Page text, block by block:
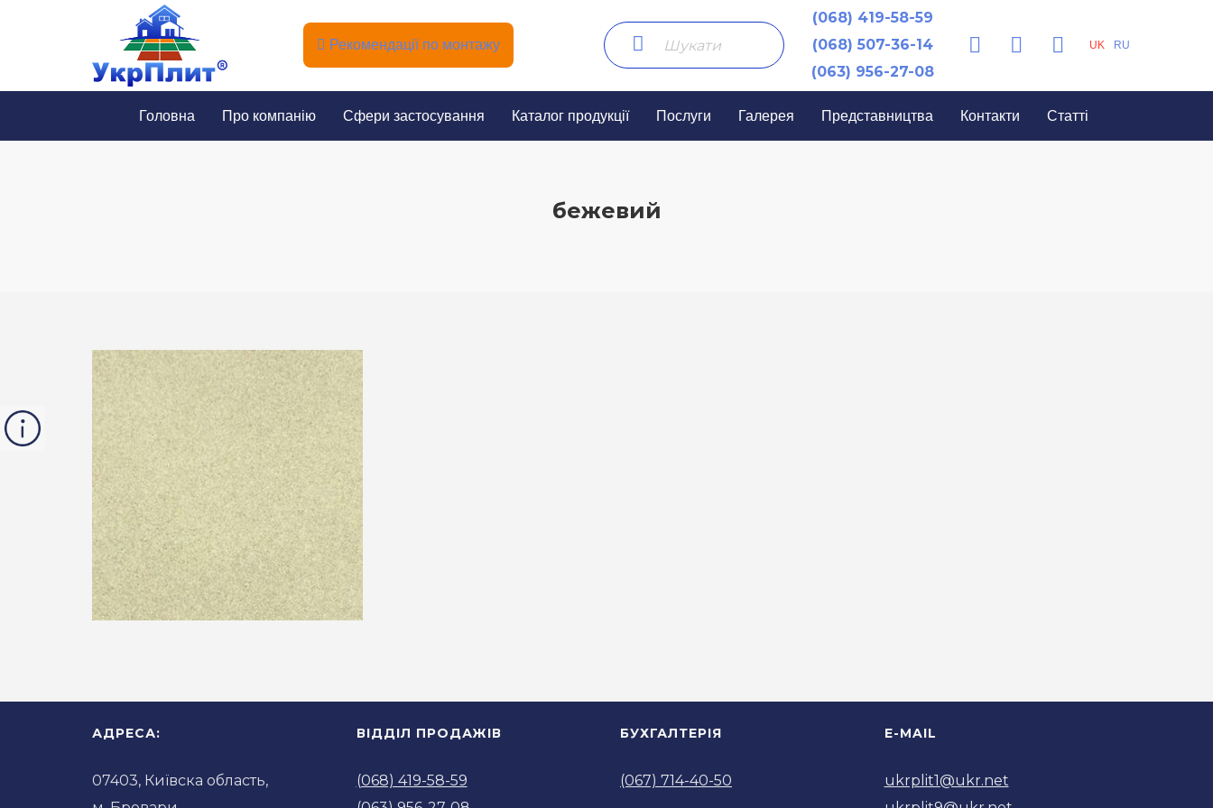
Рекомендації по монтажу
(068) 419-58-59
(068) 507-36-14
(063) 956-27-08
UK RU
Головна Про компанію Сфери застосування Каталог продукції Послуги Галерея Представництва Контакти Статті
бежевий
АДРЕСА:
07403, Київска область,
ВІДДІЛ ПРОДАЖІВ
(068) 419-58-59
БУХГАЛТЕРІЯ
(067) 714-40-50
E-MAIL
ukrplit1@ukr.net